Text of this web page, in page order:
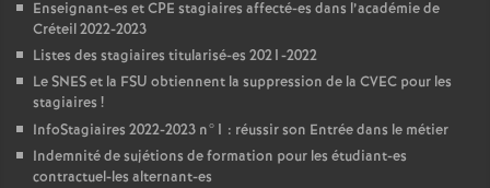
Enseignant-es etCPE stagiaires affecté-es dans l’académie de
Créteil 2022-2023
Listes des stagiaires titularisé-es 2021-2022
LeSNESet la FSU obtiennent la suppression de la CVEC pour les
stagiaires !
InfoStagiaires 2022-2023 n°1 : réussir son Entrée dans le métier
Indemnité de sujétions de formation pour les étudiant-es
contractuel-les alternant-es